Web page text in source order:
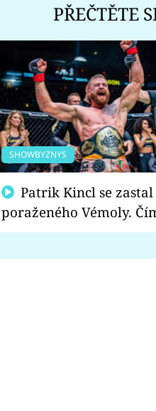
PŘEČTĚTE
SHOWBYZNYS
poraženého Vémoly.
fanoušci naštvali?